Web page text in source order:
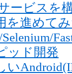
ービスを
を進めて
ッド開発
い